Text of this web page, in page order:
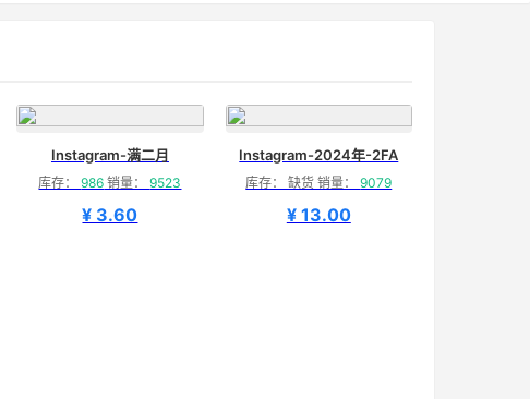
Instagram-满二月
库存：986 销量：9523
¥ 3.60
Instagram-2024年-2FA
库存： 缺货 销量：9079
¥ 13.00